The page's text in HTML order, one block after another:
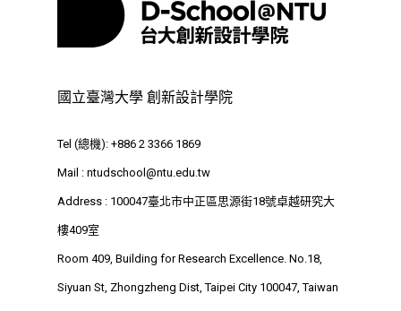
國立臺灣大學 創新設計學院
Tel (總機): +886 2 3366 1869
Mail : ntudschool@ntu.edu.tw
Address : 100047臺北市中正區思源街18號卓越研究大
樓409室
Room 409, Building for Research Excellence. No.18,
Siyuan St, Zhongzheng Dist, Taipei City 100047, Taiwan
關於我們
24hrs D
D-Day
領導學分學程
實作中心
相關計畫
NTU Beyond Borders
⁺SDGs
Tel : +886 2 3366 1869